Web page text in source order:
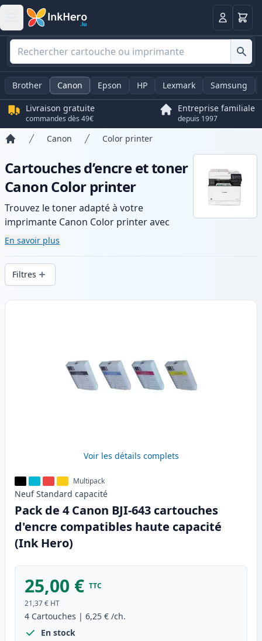
Panier
Brother Canon Epson HP Lexmark Samsung
Livraison gratuite
commandes dès 49€
Entreprise familiale
depuis 1997
Canon Color printer
Cartouches d’encre et toner
Canon Color printer
Trouvez le toner adapté à votre
imprimante Canon Color printer avec
notre gamme de cartouches compatibles
et haute capacité. Profitez d’une qualité
d’impression constante et d’une livraison
rapide depuis un stock local en .
En savoir plus
Filtres
Produits
Voir les détails complets
Multipack
Neuf Standard capacité
Pack de 4 Canon BJI-643 cartouches
d'encre compatibles haute capacité
(Ink Hero)
25,00 € TTC
21,37 € HT
4 Cartouches | 6,25 € /ch.
En stock